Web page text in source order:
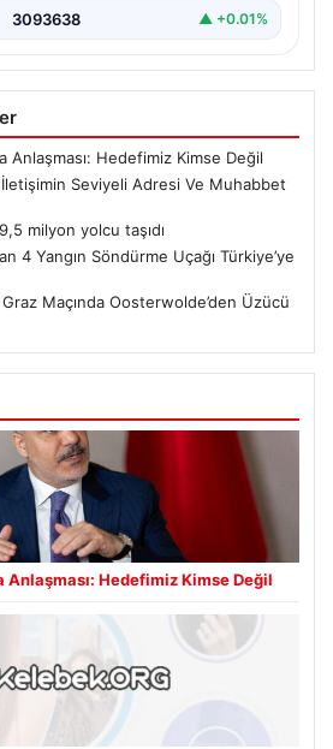
3093638 ▲ +0.01%
Anlaşması: Hedefimiz Kimse Değil
Seviyeli Adresi Ve Muhabbet
milyon yolcu taşıdı
4 Yangın Söndürme Uçağı Türkiye’ye
Maçında Oosterwolde’den Üzücü
Hedefimiz Kimse Değil